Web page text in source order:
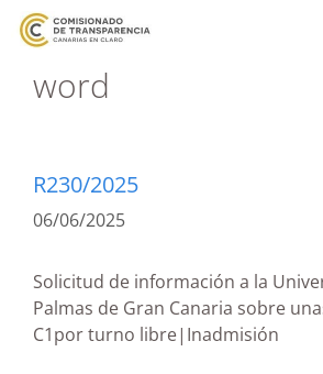
word
R230/2025
06/06/2025
Solicitud de información a la
Palmas de Gran Canaria sobre
C1por turno